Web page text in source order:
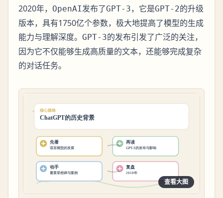
2020年， OpenAI发布了GPT-3，它是GPT-2的升级
版本，具有1750亿个参数，极大地提高了模型的生成
能力与理解深度。 GPT-3的发布引发了广泛的关注，
因为它不仅能够生成高质量的文本，还能够完成复杂
的对话任务。
查看大图